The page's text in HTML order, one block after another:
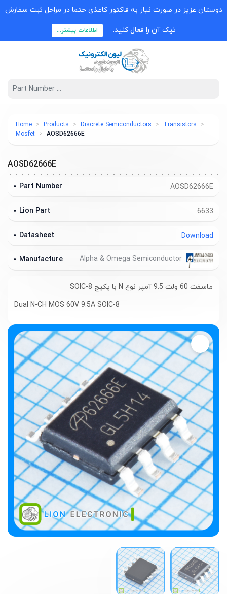
دوستان عزیز در صورت نیاز به فاکتور کاغذی حتما در مراحل ثبت سفارش
تیک آن را فعال کنید. اطلاعات بیشتر...
Home Products Discrete Semiconductors
Transistors
Mosfet
AOSD62666E
AOSD62666E
AOSD62666E
Part Number
6633
Lion Part
Download
Datasheet
Alpha & Omega Semiconductor
Manufacture
ماسفت 60 ولت 9.5 آمپر نوع N با پکیج SOIC-8
Dual N-CH MOS 60V 9.5A SOIC-8